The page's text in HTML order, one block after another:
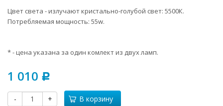
Цвет света - излучают кристально-голубой свет: 5500К.
Потребляемая мощность: 55w.
* - цена указана за один комлект из двух ламп.
1 010 Р
- + В корзину